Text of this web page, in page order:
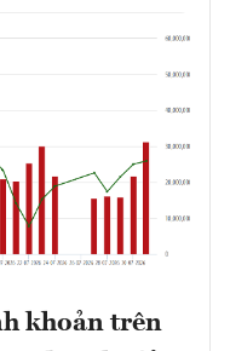
khoản trên